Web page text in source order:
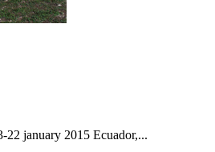
22 january 2015 Ecuador,...